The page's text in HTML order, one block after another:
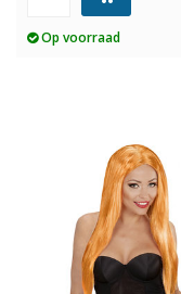
Op voorraad